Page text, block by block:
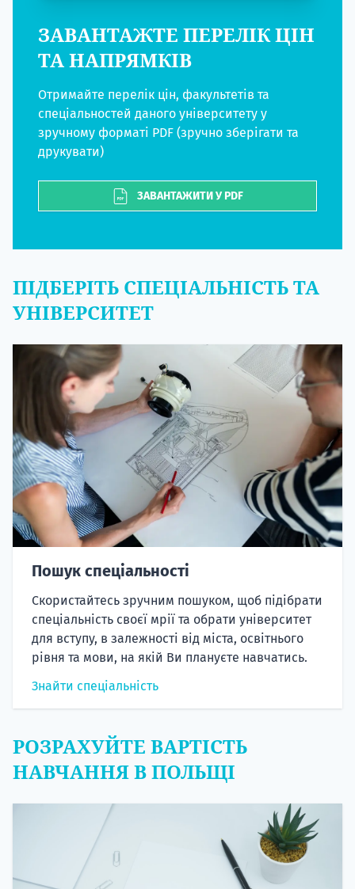
ЗАВАНТАЖТЕ ПЕРЕЛІК ЦІН
ТА НАПРЯМКІВ
Отримайте перелік цін, факультетів та
спеціальностей даного університету у
зручному форматі PDF (зручно зберігати та
друкувати)
ЗАВАНТАЖИТИ У PDF
ПІДБЕРІТЬ СПЕЦІАЛЬНІСТЬ ТА
УНІВЕРСИТЕТ
Пошук спеціальності
Скористайтесь зручним пошуком, щоб підібрати
спеціальність своєї мрії та обрати університет
для вступу, в залежності від міста, освітнього
рівня та мови, на якій Ви плануєте навчатись.
Знайти спеціальність
РОЗРАХУЙТЕ ВАРТІСТЬ
НАВЧАННЯ В ПОЛЬЩІ